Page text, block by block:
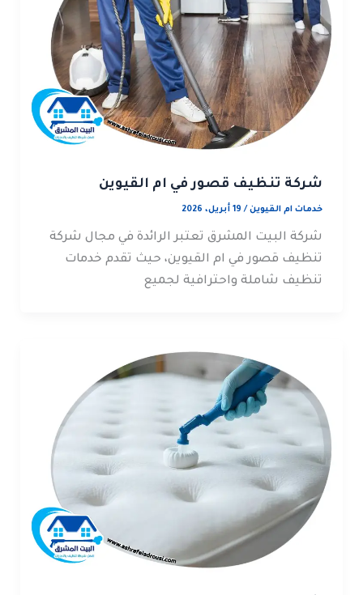
شركة تنظيف قصور في ام القيوين
خدمات ام القيوين/ 19 أبريل، 2026
شركة البيت المشرق تعتبر الرائدة في مجال شركة
تنظيف قصور في ام القيوين، حيث تقدم خدمات
تنظيف شاملة واحترافية لجميع